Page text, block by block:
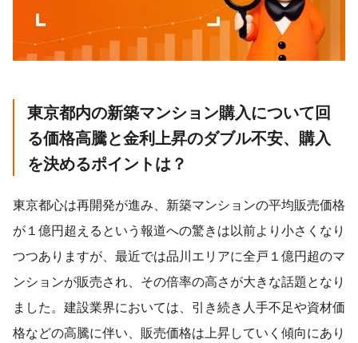
東京都内の新築マンション購入について回
る価格高騰と金利上昇のダブル不安、購入
を決めるポイントは ？
東京都心は再開発が進み、新築マンションの平均販売価格
が１億円超えるという報道への驚きは以前より小さくなり
つつありますが、最近では品川エリアに全戸１億円超のマ
ンションが販売され、その倍率の高さが大きな話題となり
ました。建設業界においては、引き続き人手不足や資材価
格などの高騰に伴い、販売価格は上昇していく傾向にあり